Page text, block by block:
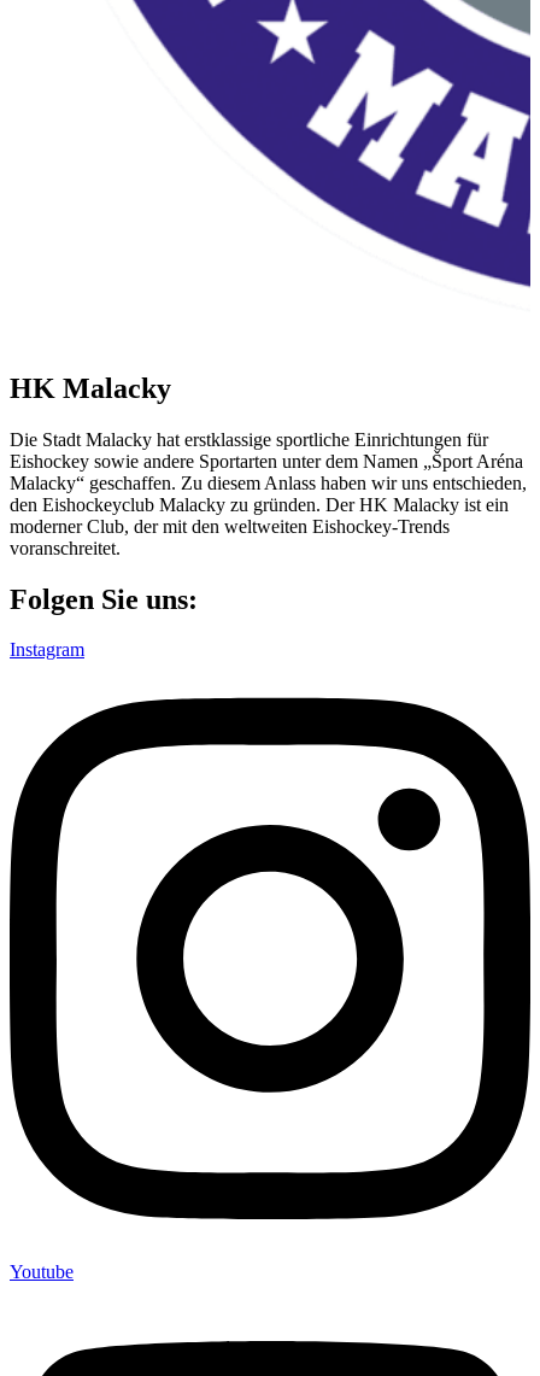
HK Malacky
Die Stadt Malacky hat erstklassige sportliche Einrichtungen für
Eishockey sowie andere Sportarten unter dem Namen „Šport Aréna
Malacky“ geschaffen. Zu diesem Anlass haben wir uns entschieden,
den Eishockeyclub Malacky zu gründen. Der HK Malacky ist ein
moderner Club, der mit den weltweiten Eishockey-Trends
voranschreitet.
Folgen Sie uns:
Instagram
Youtube